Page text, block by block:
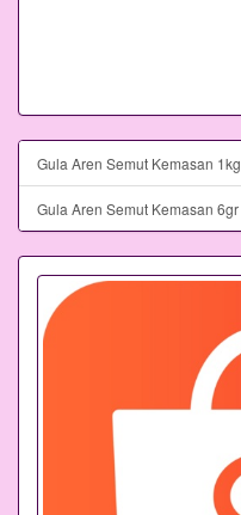
Gula Aren Semut Kemasan 1kg
Gula Aren Semut Kemasan 6gr